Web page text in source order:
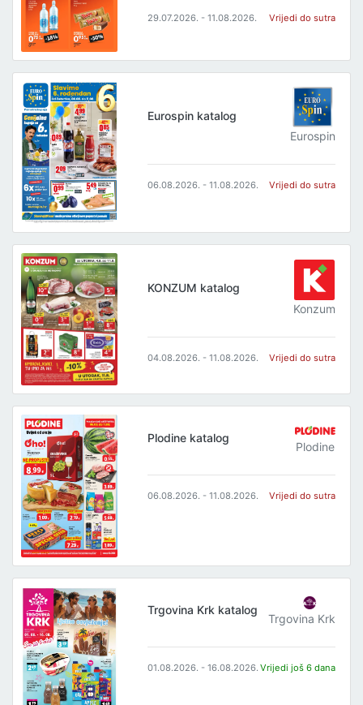
29.07.2026. - 11.08.2026. Vrijedi do sutra
Eurospin katalog
Eurospin
06.08.2026. - 11.08.2026. Vrijedi do sutra
KONZUM katalog
Konzum
04.08.2026. - 11.08.2026. Vrijedi do sutra
Plodine katalog
Plodine
06.08.2026. - 11.08.2026. Vrijedi do sutra
Trgovina Krk katalog
Trgovina Krk
01.08.2026. - 16.08.2026. Vrijedi još 6 dana